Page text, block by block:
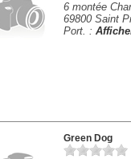
6 montée
69800 Saint
Port. :
Green Dog